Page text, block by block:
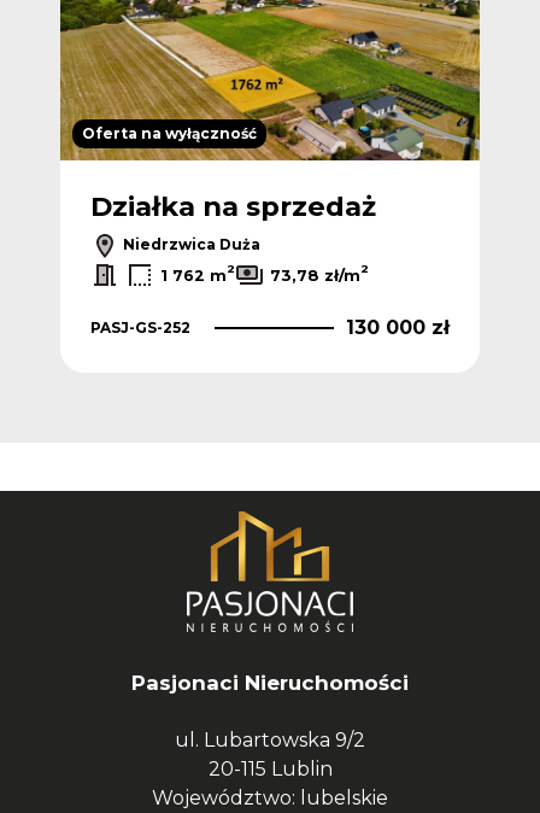
Oferta na wyłączność
Działka na sprzedaż
Niedrzwica Duża
1 762 m2 73,78 zł/m2
PASJ-GS-252 130 000 zł
Pasjonaci Nieruchomości
ul. Lubartowska 9/2
20-115 Lublin
Województwo: lubelskie